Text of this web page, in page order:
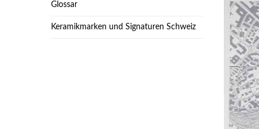
Glossar
Keramikmarken und Signaturen Schweiz